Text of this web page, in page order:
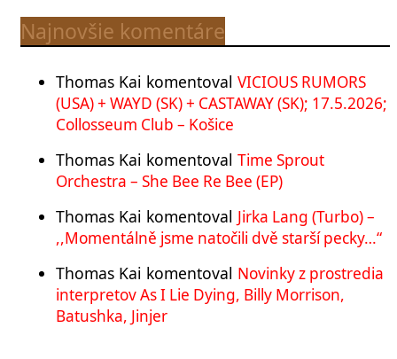
Najnovšie komentáre
Thomas Kai komentoval VICIOUS RUMORS
(USA) + WAYD (SK) + CASTAWAY (SK); 17.5.2026;
Collosseum Club – Košice
Thomas Kai komentoval Time Sprout
Orchestra – She Bee Re Bee (EP)
Thomas Kai komentoval Jirka Lang (Turbo) –
,,Momentálně jsme natočili dvě starší pecky…“
Thomas Kai komentoval Novinky z prostredia
interpretov As I Lie Dying, Billy Morrison,
Batushka, Jinjer